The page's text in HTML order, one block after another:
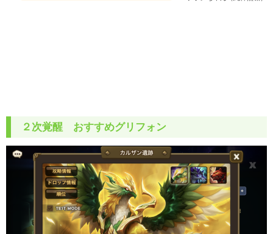
２次覚醒 おすすめグリフォン